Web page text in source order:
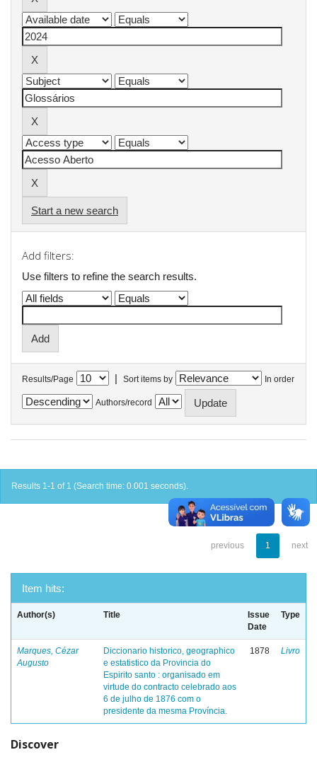
Start a new search
Add filters:
Use filters to refine the search results.
Results/Page | Sort items by In order
Authors/record
Results 1-1 of 1 (Search time: 0.001 seconds).
previous 1 next
Item hits:
Author(s) Title
Issue
Date
Type
Marques, Cézar
Augusto
Diccionario historico, geographico
e estatistico da Provincia do
Espirito santo : organisado em
virtude do contracto celebrado aos
6 de julho de 1876 com o
presidente da mesma Província.
1878 Livro
Discover